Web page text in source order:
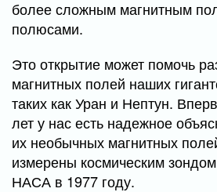
более сложным магнитным
полюсами.
Это открытие может помочь
магнитных полей наших
таких как Уран и Нептун.
лет у нас есть надежное
их необычных магнитных
измерены космическим
НАСА в 1977 году.